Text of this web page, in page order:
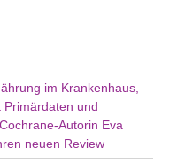
im Krankenhaus,
und
Autorin Eva
neuen Review